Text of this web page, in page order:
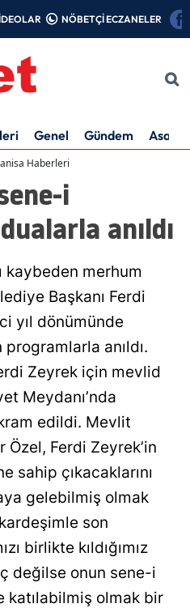
NÖBETÇİ ECZANELER
Genel Gündem Asayiş
Haberleri
i
anıldı
kaybeden merhum
Başkanı Ferdi
yıl dönümünde
anıldı.
Zeyrek için mevlid
Meydanı’nda
edildi. Mevlit
Özel, Ferdi Zeyrek’in
sahip çıkacaklarını
gelebilmiş olmak
son
birlikte kıldığımız
değilse onun sene-i
katılabilmiş olmak bir